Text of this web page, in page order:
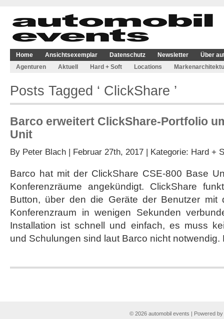
Home Ansichtsexemplar Datenschutz Newsletter
Über
Agenturen
Aktuell Hard + Soft Locations
Posts Tagged ‘ ClickShare ’
Barco erweitert ClickShare-Portfolio
Unit
By Peter Blach | Februar 27th, 2017 | Kategorie: Hard +
Barco hat mit der ClickShare CSE-800 Base
Konferenzräume angekündigt. ClickShare
Button, über den die Geräte der Benutzer mit
Konferenzraum in wenigen Sekunden
Installation ist schnell und einfach, es muss
und Schulungen sind laut Barco nicht
© 2026 automobil events | Powered by